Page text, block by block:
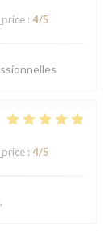
: 4/5
: 4/5